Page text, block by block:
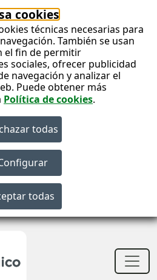
cookies
técnicas necesarias para
También se usan
el fin de permitir
sociales, ofrecer publicidad
navegación y analizar el
Puede obtener más
Política de cookies.